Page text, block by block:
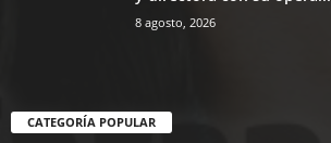
8 agosto, 2026
CATEGORÍA POPULAR